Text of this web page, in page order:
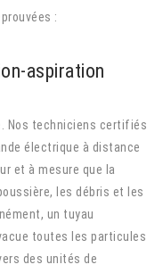
:
aspiration
Nos techniciens certifiés
électrique à distance
et à mesure que la
les débris et les
un tuyau
toutes les particules
des unités de